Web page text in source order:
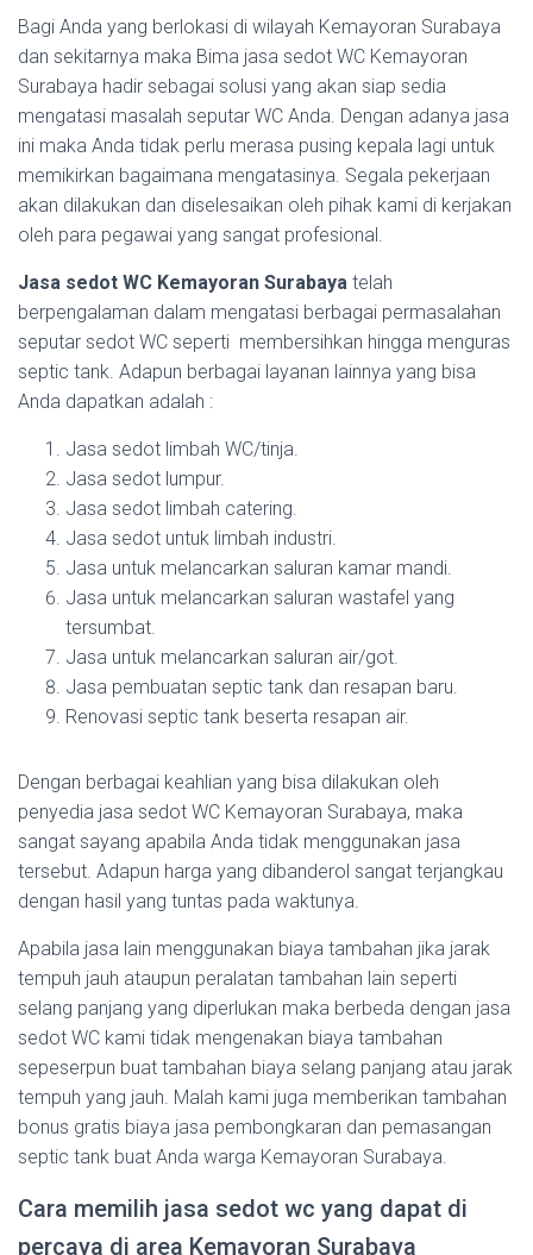
Bagi Anda yang berlokasi di wilayah Kemayoran Surabaya
dan sekitarnya maka Bima jasa sedot WC Kemayoran
Surabaya hadir sebagai solusi yang akan siap sedia
mengatasi masalah seputar WC Anda. Dengan adanya jasa
ini maka Anda tidak perlu merasa pusing kepala lagi untuk
memikirkan bagaimana mengatasinya. Segala pekerjaan
akan dilakukan dan diselesaikan oleh pihak kami di kerjakan
oleh para pegawai yang sangat profesional.
Jasa sedot WC Kemayoran Surabaya telah
berpengalaman dalam mengatasi berbagai permasalahan
seputar sedot WC seperti membersihkan hingga menguras
septic tank. Adapun berbagai layanan lainnya yang bisa
Anda dapatkan adalah :
Jasa sedot limbah WC/tinja.
Jasa sedot lumpur.
Jasa sedot limbah catering.
Jasa sedot untuk limbah industri.
Jasa untuk melancarkan saluran kamar mandi.
Jasa untuk melancarkan saluran wastafel yang
tersumbat.
Jasa untuk melancarkan saluran air/got.
Jasa pembuatan septic tank dan resapan baru.
Renovasi septic tank beserta resapan air.
Dengan berbagai keahlian yang bisa dilakukan oleh
penyedia jasa sedot WC Kemayoran Surabaya, maka
sangat sayang apabila Anda tidak menggunakan jasa
tersebut. Adapun harga yang dibanderol sangat terjangkau
dengan hasil yang tuntas pada waktunya.
Apabila jasa lain menggunakan biaya tambahan jika jarak
tempuh jauh ataupun peralatan tambahan lain seperti
selang panjang yang diperlukan maka berbeda dengan jasa
sedot WC kami tidak mengenakan biaya tambahan
sepeserpun buat tambahan biaya selang panjang atau jarak
tempuh yang jauh. Malah kami juga memberikan tambahan
bonus gratis biaya jasa pembongkaran dan pemasangan
septic tank buat Anda warga Kemayoran Surabaya.
Cara memilih jasa sedot wc yang dapat di
percaya di area Kemayoran Surabaya